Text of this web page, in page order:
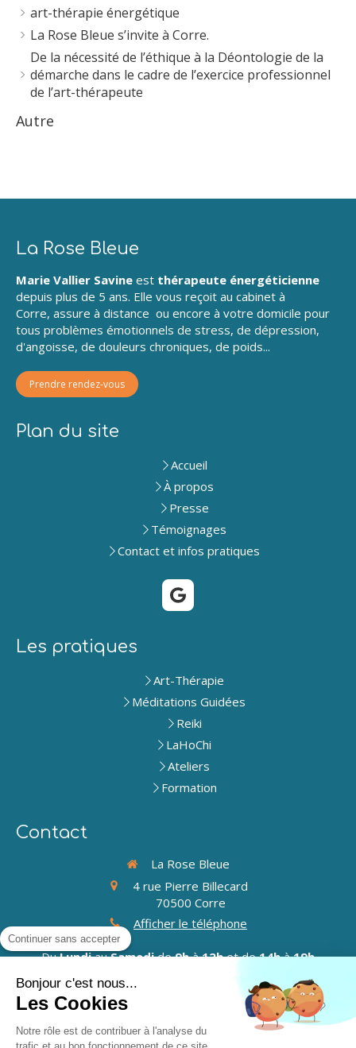
art-thérapie énergétique
La Rose Bleue s’invite à Corre.
De la nécessité de l’éthique à la Déontologie de la
démarche dans le cadre de l’exercice professionnel
de l’art-thérapeute
Autre
La Rose Bleue
Marie Vallier Savine est thérapeute énergéticienne
depuis plus de 5 ans. Elle vous reçoit au cabinet à
Corre, assure à distance ou encore à votre domicile pour
tous problèmes émotionnels de stress, de dépression,
d'angoisse, de douleurs chroniques, de poids...
Prendre rendez-vous
Plan du site
Accueil
À propos
Presse
Témoignages
Contact et infos pratiques
Les pratiques
Art-Thérapie
Méditations Guidées
Reiki
LaHoChi
Ateliers
Formation
Contact
La Rose Bleue
4 rue Pierre Billecard
70500 Corre
Afficher le téléphone
DuLundiauSamedide9hà12het de14hà19h
©2021 -La Rose Bleue Thérapies énergétiques
Continuer sans accepter
Bonjour c'est nous...
Les Cookies
Notre rôle est de contribuer à l'analyse du